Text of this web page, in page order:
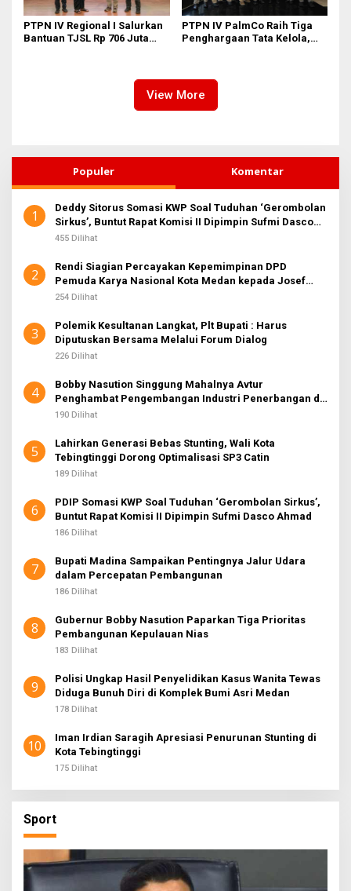
PTPN IV Regional I Salurkan
Bantuan TJSL Rp 706 Juta
PTPN IV PalmCo Raih Tiga
Penghargaan Tata Kelola,
View More
Populer Komentar
1
Deddy Sitorus Somasi KWP Soal Tuduhan ‘Gerombolan
Sirkus’, Buntut Rapat Komisi II Dipimpin Sufmi Dasco
Ahmad
455 Dilihat
2
Rendi Siagian Percayakan Kepemimpinan DPD
Pemuda Karya Nasional Kota Medan kepada Josef
Sembiring
254 Dilihat
3
Polemik Kesultanan Langkat, Plt Bupati : Harus
Diputuskan Bersama Melalui Forum Dialog
226 Dilihat
4
Bobby Nasution Singgung Mahalnya Avtur
Penghambat Pengembangan Industri Penerbangan di
Sumut
190 Dilihat
5
Lahirkan Generasi Bebas Stunting, Wali Kota
Tebingtinggi Dorong Optimalisasi SP3 Catin
189 Dilihat
6
PDIP Somasi KWP Soal Tuduhan ‘Gerombolan Sirkus’,
Buntut Rapat Komisi II Dipimpin Sufmi Dasco Ahmad
186 Dilihat
7
Bupati Madina Sampaikan Pentingnya Jalur Udara
dalam Percepatan Pembangunan
186 Dilihat
8
Gubernur Bobby Nasution Paparkan Tiga Prioritas
Pembangunan Kepulauan Nias
183 Dilihat
9
Polisi Ungkap Hasil Penyelidikan Kasus Wanita Tewas
Diduga Bunuh Diri di Komplek Bumi Asri Medan
178 Dilihat
10
Iman Irdian Saragih Apresiasi Penurunan Stunting di
Kota Tebingtinggi
175 Dilihat
Sport